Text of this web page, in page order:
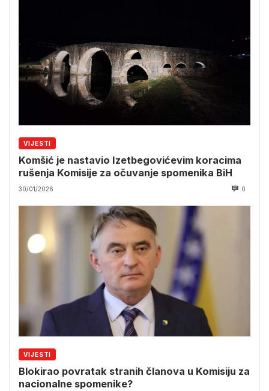
VIJESTI
Komšić je nastavio Izetbegovićevim koracima
rušenja Komisije za očuvanje spomenika BiH
30/01/2026 0
VIJESTI
Blokirao povratak stranih članova u Komisiju za
nacionalne spomenike?